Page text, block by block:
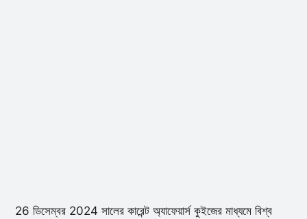
26 ডিসেম্বর 2024 সালের কারেন্ট অ্যাফেয়ার্স কুইজের মাধ্যমে বিশ্ব